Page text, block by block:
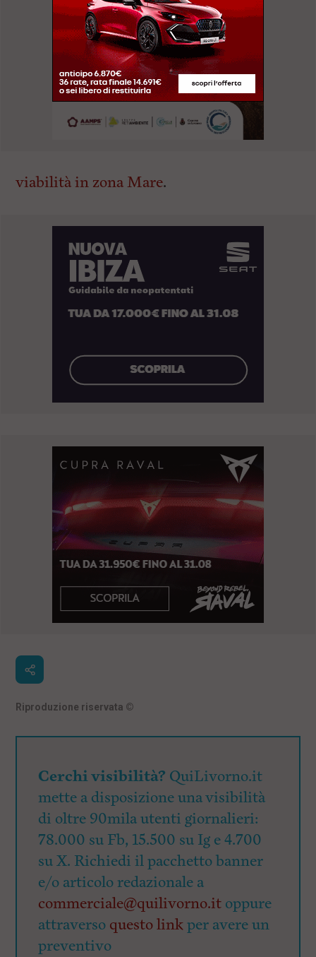
viabilità in zona Mare.
Riproduzione riservata ©
Cerchi visibilità? QuiLivorno.it
mette a disposizione una visibilità
di oltre 90mila utenti giornalieri:
78.000 su Fb, 15.500 su Ig e 4.700
su X. Richiedi il pacchetto banner
e/o articolo redazionale a
commerciale@quilivorno.it oppure
attraverso questo linkper avere un
preventivo